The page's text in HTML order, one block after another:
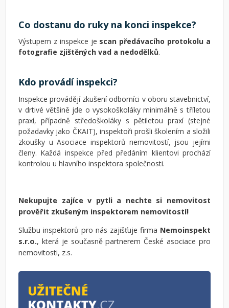
Co dostanu do ruky na konci inspekce?
Výstupem z inspekce je scan předávacího protokolu a
fotografie zjištěných vad a nedodělků.
Kdo provádí inspekci?
Inspekce provádějí zkušení odborníci v oboru stavebnictví,
v drtivé většině jde o vysokoškoláky minimálně s tříletou
praxí, případně středoškoláky s pětiletou praxí (stejné
požadavky jako ČKAIT), inspektoři prošli školením a složili
zkoušky u Asociace inspektorů nemovitostí, jsou jejími
členy. Každá inspekce před předáním klientovi prochází
kontrolou u hlavního inspektora společnosti.
Nekupujte zajíce v pytli a nechte si nemovitost
prověřit zkušeným inspektorem nemovitostí!
Službu inspektorů pro nás zajišťuje firma Nemoinspekt
s.r.o., která je současně partnerem České asociace pro
nemovitosti, z.s.